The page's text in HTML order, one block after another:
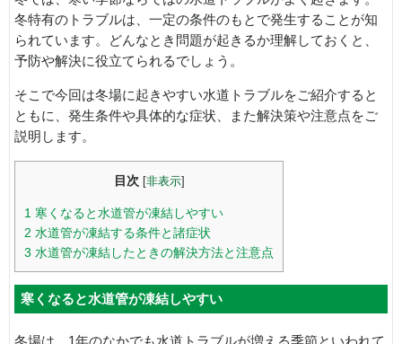
冬特有のトラブルは、一定の条件のもとで発生することが知
られています。どんなとき問題が起きるか理解しておくと、
予防や解決に役立てられるでしょう。
そこで今回は冬場に起きやすい水道トラブルをご紹介すると
ともに、発生条件や具体的な症状、また解決策や注意点をご
説明します。
目次 [非表示]
1 寒くなると水道管が凍結しやすい
2 水道管が凍結する条件と諸症状
3 水道管が凍結したときの解決方法と注意点
寒くなると水道管が凍結しやすい
冬場は、1年のなかでも水道トラブルが増える季節といわれて